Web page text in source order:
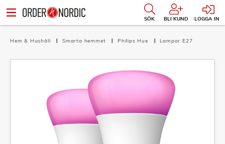
SÖK BLI KUND LOGGA IN
Hem & Hushåll Smarta hemmet Philips Hue Lampor E27